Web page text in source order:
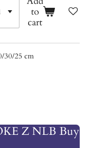
to
cart
30/25 cm
Z NLB Buy